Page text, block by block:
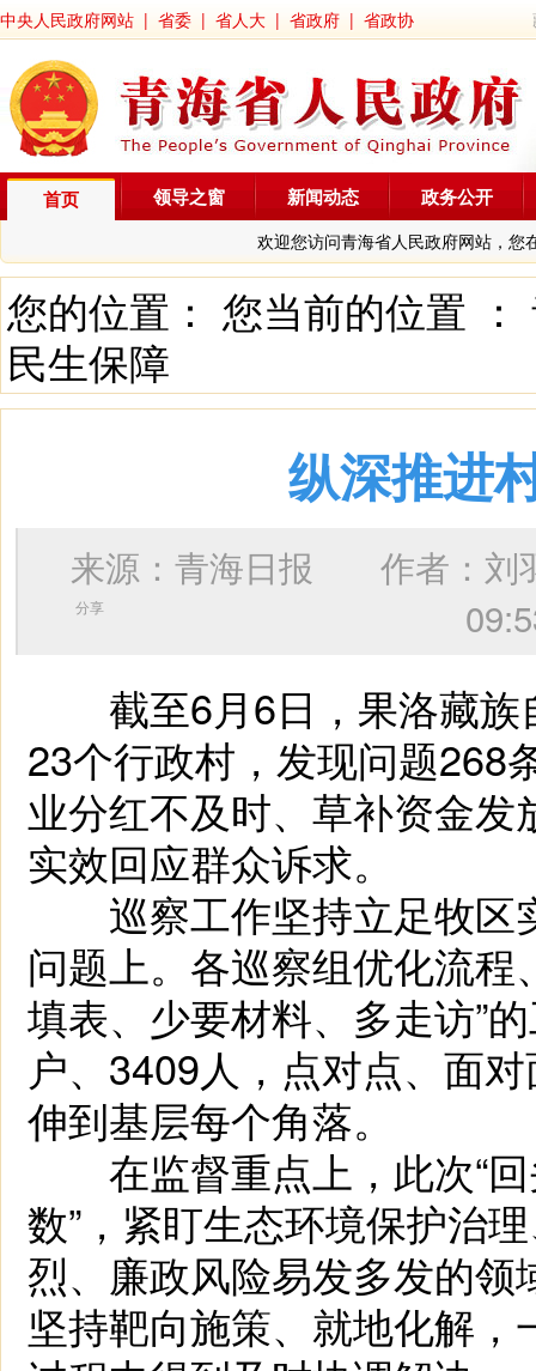
中央人民政府网站 | 省委 | 省人大 | 省政府 | 省政协
首页
欢迎您访问青海省人民政府网站，您
领导之窗 新闻动态 政务公开
您的位置： 您当前的位置 ：
民生保障
纵深推进
来源：青海日报 作者： 刘
分享
截至6月6日，果洛藏族
23个行政村，发现问题268
业分红不及时、草补资金
实效回应群众诉求。
巡察工作坚持立足牧区
问题上。各巡察组优化流程
填表、少要材料、多走访”
户、3409人，点对点、面
伸到基层每个角落。
在监督重点上，此次“回
数”，紧盯生态环境保护治
烈、廉政风险易发多发的
坚持靶向施策、就地化解